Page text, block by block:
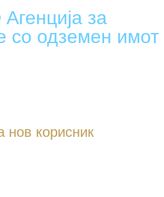
за
со одземен имот
нов корисник